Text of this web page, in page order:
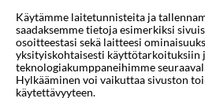
kelloa yhden tunnin
Milloin on paras aika
Paras aika on toukokuusta
sijaitsee itärannikolla ja siellä
Käytämme laitetunnisteita ja
saadaksemme tietoja esimerkiksi
osoitteestasi sekä laitteesi
yksityiskohtaisesti käyttötarkoituksiin
teknologiakumppaneihimme
Hylkääminen voi vaikuttaa sivuston
käytettävyyteen.